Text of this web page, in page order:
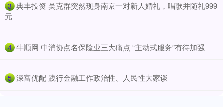
3 ​典丰投资 吴克群突然现身南京一对新人婚礼，唱歌并随礼999
元
4 ​牛顺网 中消协点名保险业三大痛点 “主动式服务”有待加强
5 ​深富优配 践行金融工作政治性、人民性大家谈